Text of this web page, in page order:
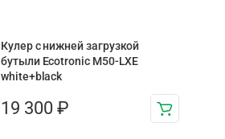
Кулер с нижней загрузкой
бутыли Ecotronic M50-LXE
white+black
19 300 ₽